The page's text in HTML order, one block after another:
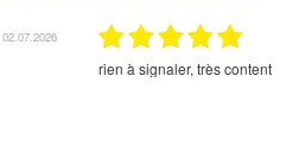
02.07.2026
rien à signaler, très content